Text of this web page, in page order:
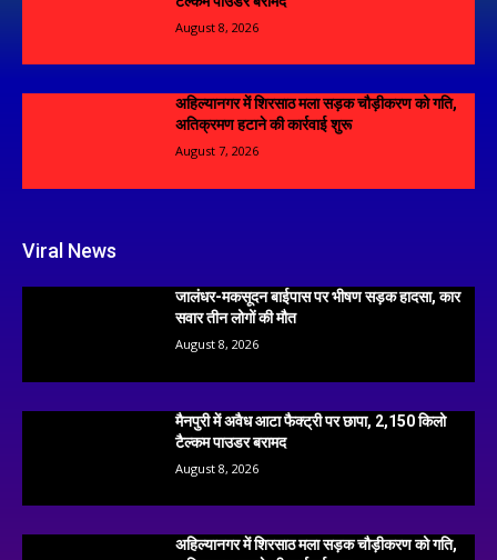
August 8, 2026
अहिल्यानगर में शिरसाठ मला सड़क चौड़ीकरण को गति,
अतिक्रमण हटाने की कार्रवाई शुरू
August 7, 2026
Viral News
जालंधर-मकसूदन बाईपास पर भीषण सड़क हादसा, कार
सवार तीन लोगों की मौत
August 8, 2026
मैनपुरी में अवैध आटा फैक्ट्री पर छापा, 2,150 किलो
टैल्कम पाउडर बरामद
August 8, 2026
अहिल्यानगर में शिरसाठ मला सड़क चौड़ीकरण को गति,